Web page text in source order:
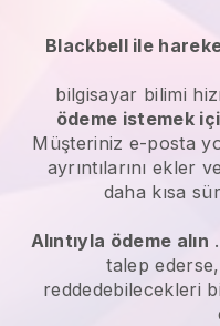
Blackbell ile
bilgisayar bilimi
ödeme istemek
Müşteriniz e-posta
ayrıntılarını ekler
daha kısa
Alıntıyla ödeme alın
talep
reddedebilecekleri